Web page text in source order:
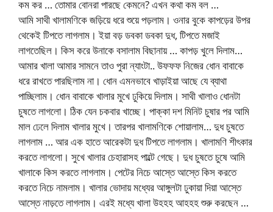
কম কর … তোমার বোনরা পারছে কেমনে? এখন কথা কম বল …
আমি সাথী খালামণিকে জড়িয়ে ধরে শুয়ে পড়লাম। ওনার বুকে কাপড়ের উপর
থেকেই টিপতে লাগলাম। ইয়া বড় ডবকা ডবকা দুধ, টিপতে মজাই
লাগতেছিল। কিস করে উনাকে বসালাম বিছানায় … কাপড় খুলে দিলাম…
আমার খালা আমার সামনে তাও পুরা ন্যাংটা.. উফফফ নিজের ধোন বাবাকে
ধরে রাখতে পারছিলাম না। ধোন এমনভাবে খাড়াইয়া আছে যে ব্যাথা
পাচ্ছিলাম। ধোন বাবাকে খালার মুখে ঢুকিয়ে দিলাম। সাথী খালাও ধোনটা
চুষতে লাগলো। ঠিক যেন চকবার খাচ্ছে। পাক্কা দশ মিনিট চুষার পর আমি
মাল ঢেলে দিলাম খালার মুখে। তারপর খালামণিকে শোয়ালাম… দুধ চুষতে
লাগলাম … আর এক হাতে আরেকটা দুধ টিপতে লাগলাম। খালামণি শীৎকার
করতে লাগলো। সুখে খালার চেহারাসহ পাল্টে গেছে। দুধ চুষতে চুষে আমি
খালাকে কিস করতে লাগলাম। পেটের নিচে আস্তে আস্তে কিস করতে
করতে নিচে নামলাম। খালার ভোদায় মধ্যের আঙ্গুলটা ঢুকায়া দিয়া আস্তে
আস্তে নাড়তে লাগলাম। এরই মধ্যে খালা উহহহ আহহহ শুরু করছেন …